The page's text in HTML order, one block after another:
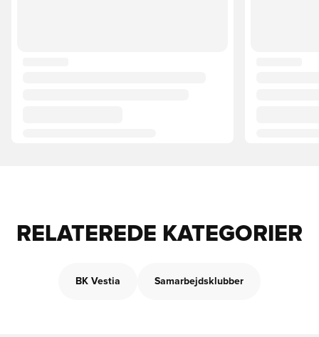
RELATEREDE KATEGORIER
BK Vestia Samarbejdsklubber